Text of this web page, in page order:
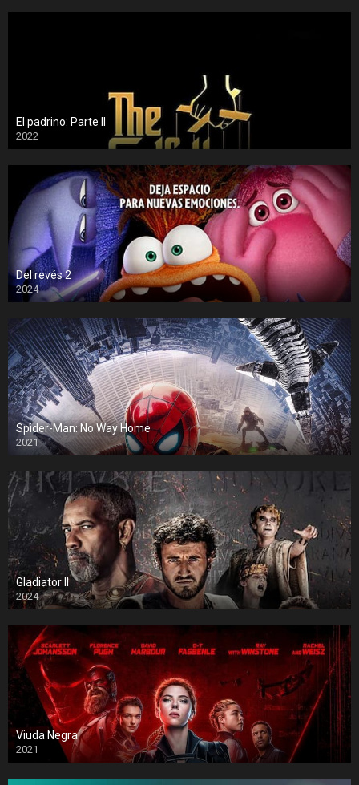
El padrino: Parte II
2022
Del revés 2
2024
Spider-Man: No Way Home
2021
Gladiator II
2024
Viuda Negra
2021